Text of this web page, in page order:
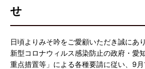
せ
日頃よりみそ吟をご愛顧いただき誠にあ
新型コロナウィルス感染防止の政府・愛
重点措置等」による各種要請に従い、9